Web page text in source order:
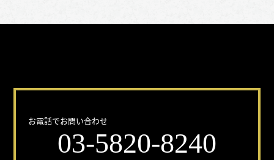
お電話でお問い合わせ
03-5820-8240